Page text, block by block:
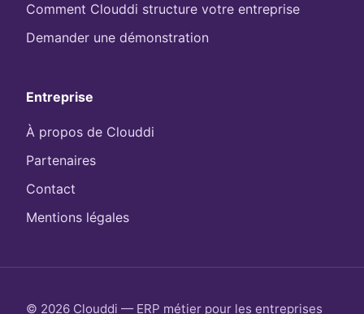
Comment Clouddi structure votre entreprise
Demander une démonstration
Entreprise
À propos de Clouddi
Partenaires
Contact
Mentions légales
© 2026 Clouddi — ERP métier pour les entreprises